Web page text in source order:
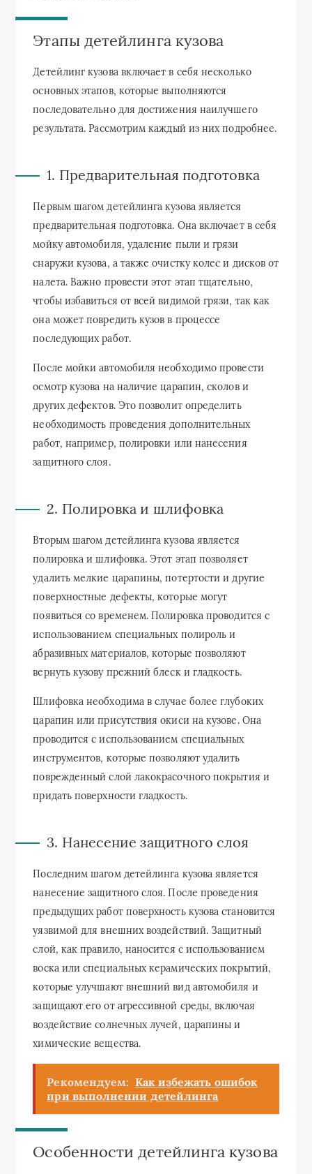
Этапы детейлинга кузова
Детейлинг кузова включает в себя несколько
основных этапов, которые выполняются
последовательно для достижения наилучшего
результата. Рассмотрим каждый из них подробнее.
1. Предварительная подготовка
Первым шагом детейлинга кузова является
предварительная подготовка. Она включает в себя
мойку автомобиля, удаление пыли и грязи
снаружи кузова, а также очистку колес и дисков от
налета. Важно провести этот этап тщательно,
чтобы избавиться от всей видимой грязи, так как
она может повредить кузов в процессе
последующих работ.
После мойки автомобиля необходимо провести
осмотр кузова на наличие царапин, сколов и
других дефектов. Это позволит определить
необходимость проведения дополнительных
работ, например, полировки или нанесения
защитного слоя.
2. Полировка и шлифовка
Вторым шагом детейлинга кузова является
полировка и шлифовка. Этот этап позволяет
удалить мелкие царапины, потертости и другие
поверхностные дефекты, которые могут
появиться со временем. Полировка проводится с
использованием специальных полироль и
абразивных материалов, которые позволяют
вернуть кузову прежний блеск и гладкость.
Шлифовка необходима в случае более глубоких
царапин или присутствия окиси на кузове. Она
проводится с использованием специальных
инструментов, которые позволяют удалить
поврежденный слой лакокрасочного покрытия и
придать поверхности гладкость.
3. Нанесение защитного слоя
Последним шагом детейлинга кузова является
нанесение защитного слоя. После проведения
предыдущих работ поверхность кузова становится
уязвимой для внешних воздействий. Защитный
слой, как правило, наносится с использованием
воска или специальных керамических покрытий,
которые улучшают внешний вид автомобиля и
защищают его от агрессивной среды, включая
воздействие солнечных лучей, царапины и
химические вещества.
Рекомендуем: Как избежать ошибок
при выполнении детейлинга
Особенности детейлинга кузова